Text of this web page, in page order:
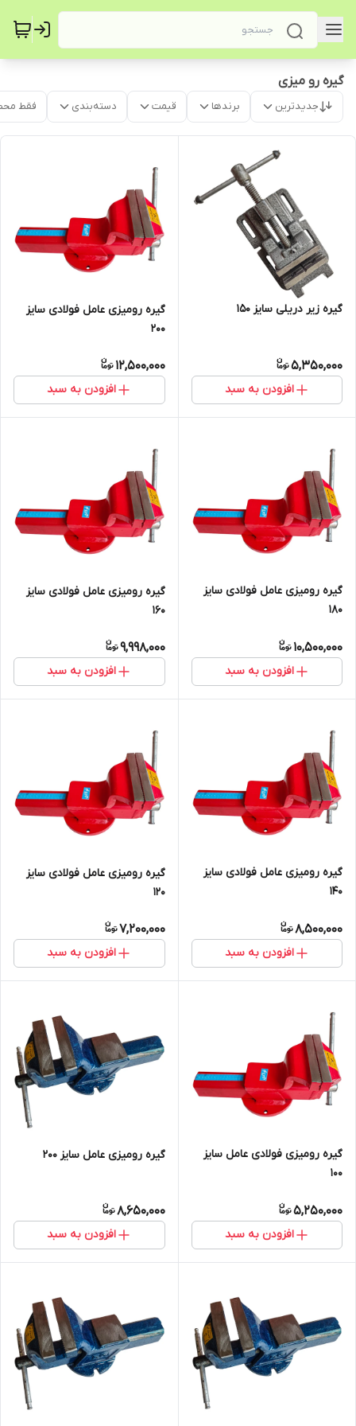
گیره رو میزی
جدیدترین برندها قیمت دسته‌بندی فقط
گیره زیر دریلی سایز 150
5,350,000
افزودن به سبد
گیره رومیزی عامل فولادی سایز
200
12,500,000
افزودن به سبد
گیره رومیزی عامل فولادی سایز
180
10,500,000
افزودن به سبد
گیره رومیزی عامل فولادی سایز
160
9,998,000
افزودن به سبد
گیره رومیزی عامل فولادی سایز
140
8,500,000
افزودن به سبد
گیره رومیزی عامل فولادی سایز
120
7,200,000
افزودن به سبد
گیره رومیزی فولادی عامل سایز
100
5,250,000
افزودن به سبد
گیره رومیزی عامل سایز 200
8,650,000
افزودن به سبد